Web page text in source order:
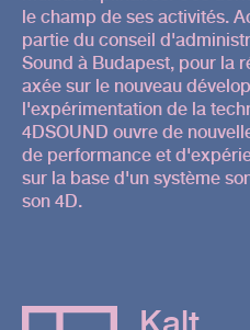
le champ de ses activités.
partie du conseil
Sound à Budapest, pour la
axée sur le nouveau
l'expérimentation de la
4DSOUND ouvre de
de performance et
sur la base d'un système
son 4D.